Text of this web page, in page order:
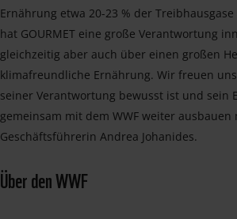
Ernährung etwa 20-23 % der
hat GOURMET eine große Verantwortung
gleichzeitig aber auch über einen großen
klimafreundliche Ernährung. Wir freuen
seiner Verantwortung bewusst ist und sein
gemeinsam mit dem WWF weiter ausbauen
Geschäftsführerin Andrea Johanides.
Über den WWF